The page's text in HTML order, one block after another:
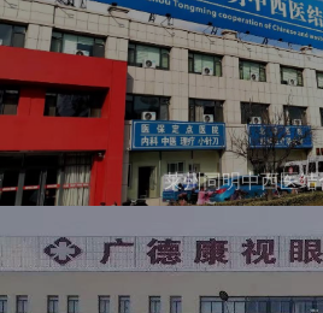
莱州同明中西医